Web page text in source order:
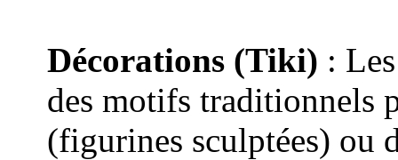
Décorations (Tiki) :
des motifs traditionnels
(figurines sculptées) ou